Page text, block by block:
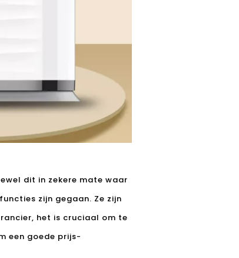
dit in zekere mate waar
zijn gegaan. Ze zijn
, het is cruciaal om te
een ​​goede prijs-